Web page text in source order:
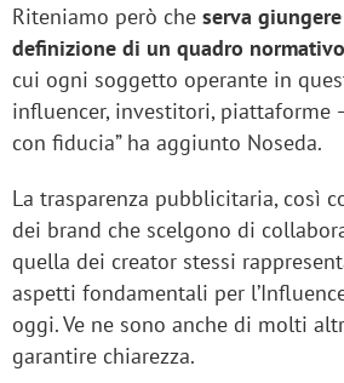
Riteniamo però che serva
definizione di un quadro
cui ogni soggetto operante in
influencer, investitori, piattaforme
con fiducia” ha aggiunto Noseda.
La trasparenza pubblicitaria, così
dei brand che scelgono di
quella dei creator stessi
aspetti fondamentali per
oggi. Ve ne sono anche di molti
garantire chiarezza.